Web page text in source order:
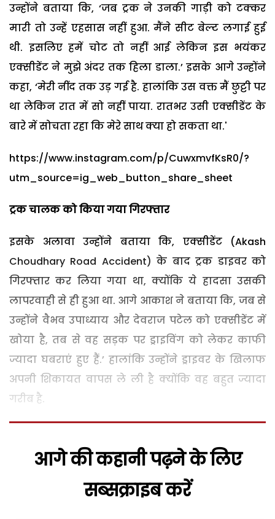
उन्होंने बताया कि, ‘जब ट्रक ने उनकी गाड़ी को टक्कर
मारी तो उन्हें एहसास नहीं हुआ. मैंने सीट बेल्ट लगाई हुई
थी. इसलिए हमें चोट तो नहीं आई लेकिन इस भयंकर
एक्सीडेंट ने मुझे अंदर तक हिला डाला.’ इसके आगे उन्होंने
कहा, ‘मेरी नींद तक उड़ गई है. हालांकि उस वक्त मैं छुट्टी पर
था लेकिन रात में सो नहीं पाया. रातभर उसी एक्सीडेंट के
बारे में सोचता रहा कि मेरे साथ क्या हो सकता था.'
https://www.instagram.com/p/CuwxmvfKsR0/?
utm_source=ig_web_button_share_sheet
ट्रक चालक को किया गया गिरफ्तार
इसके अलावा उन्होंने बताया कि, एक्सीडेंट (Akash
Choudhary Road Accident) के बाद ट्रक डाइवर को
गिरफ्तार कर लिया गया था, क्योंकि ये हादसा उसकी
लापरवाही से ही हुआ था. आगे आकाश ने बताया कि, जब से
उन्होंने वैभव उपाध्याय और देवराज पटेल को एक्सीडेंट में
खोया है, तब से वह सड़क पर ड्राइविंग को लेकर काफी
ज्यादा घबराएं हुए हैं.’ हालांकि उन्होंने ड्राइवर के खिलाफ
अपनी शिकायत वापस ले ली है क्योंकि वह बहुत ज्यादा
गरीब है.
आगे की कहानी पढ़ने के लिए
सब्सक्राइब करें